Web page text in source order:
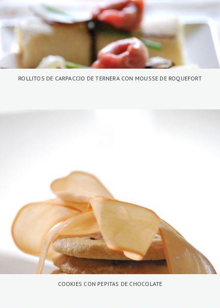
ROLLITOS DE CARPACCIO DE TERNERA CON MOUSSE DE ROQUEFORT
COOKIES CON PEPITAS DE CHOCOLATE